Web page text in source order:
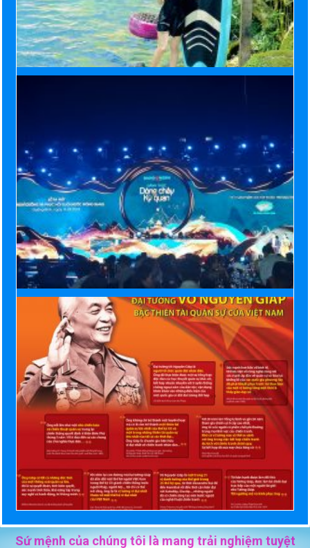
Sứ mệnh của chúng tôi là mang trải nghiệm tuyệt